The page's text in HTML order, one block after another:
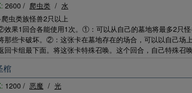
2600 / 爬虫类 / 水
爬虫类族怪兽2只以上
果1回合各能使用1次。①：可以从自己的墓地将最多2只
那些卡破坏。②：这张卡在墓地存在的场合，可以以自己场
回卡组最下面。将这张卡特殊召唤。这个回合，自己特殊召
棺
1200 / 恶魔 / 光